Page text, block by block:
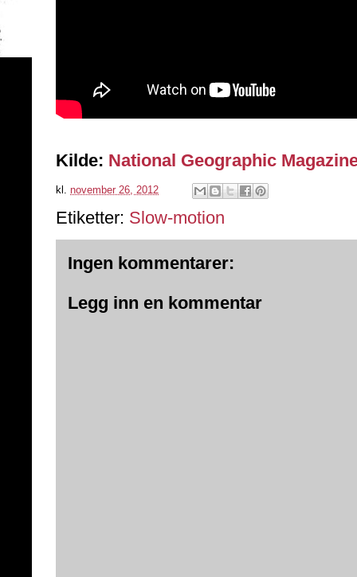
Kilde: National Geographic
kl. november 26, 2012
Etiketter: Slow-motion
Ingen kommentarer:
Legg inn en kommentar